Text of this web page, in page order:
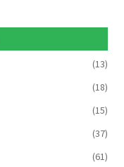
(13)
(18)
(15)
(37)
(61)